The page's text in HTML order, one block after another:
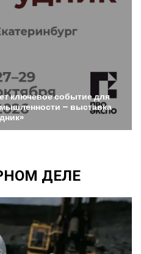
ключевоесобытиедля
– выставка
ДЕЛЕ